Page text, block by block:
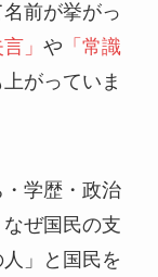
前が挙がっ
言」 や 「常識
がっていま
学歴・政治
ぜ国民の支
」と国民を